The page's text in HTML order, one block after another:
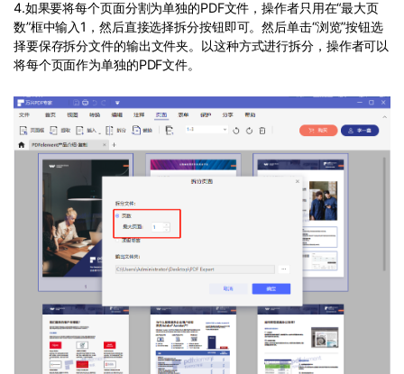
4.如果要将每个页面分割为单独的PDF文件，操作者只用在“最大页
数”框中输入1，然后直接选择拆分按钮即可。然后单击“浏览”按钮选
择要保存拆分文件的输出文件夹。以这种方式进行拆分，操作者可以
将每个页面作为单独的PDF文件。